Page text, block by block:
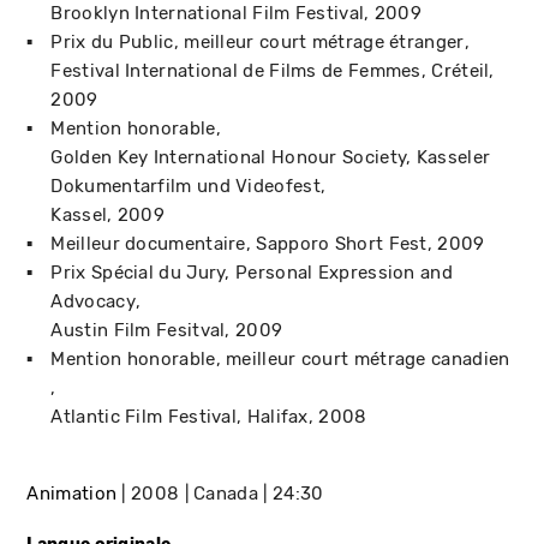
Brooklyn International Film Festival 2009
Prix du Public, meilleur court métrage étranger
Festival International de Films de Femmes
Créteil
2009
Mention honorable
Golden Key International Honour Society, Kasseler
Dokumentarfilm und Videofest
Kassel 2009
Meilleur documentaire Sapporo Short Fest 2009
Prix Spécial du Jury, Personal Expression and
Advocacy
Austin Film Fesitval 2009
Mention honorable, meilleur court métrage canadien
Atlantic Film Festival Halifax 2008
Animation 2008 Canada 24:30